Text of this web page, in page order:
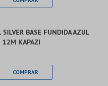
BASE FUNDIDA AZUL
KAPAZI